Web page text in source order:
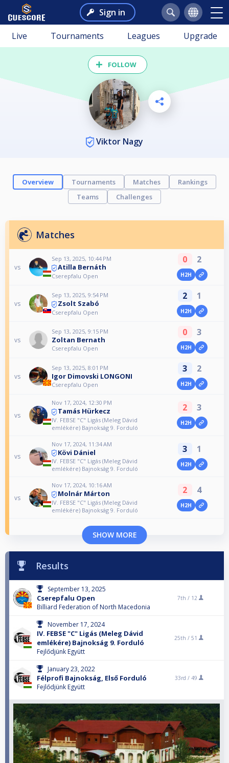
Sign in
Live Tournaments Leagues Upgrade
FOLLOW
Viktor Nagy
Overview Tournaments Matches
Rankings
Teams
Challenges
Matches
vs
Sep 13, 2025, 10:44 PM
Atilla Bernáth
Cserepfalu Open
0 2
H2H
vs
Sep 13, 2025, 9:54 PM
Zsolt Szabó
Cserepfalu Open
2 1
H2H
vs
Sep 13, 2025, 9:15 PM
Zoltan Bernath
Cserepfalu Open
0 3
H2H
vs
Sep 13, 2025, 8:01 PM
Igor Dimovski LONGONI
Cserepfalu Open
3 2
H2H
vs
Nov 17, 2024, 12:30 PM
Tamás Hürkecz
IV. FEBSE "C" Ligás (Meleg Dávid
emlékére) Bajnokság 9. Forduló
2 3
H2H
vs
Nov 17, 2024, 11:34 AM
Kövi Dániel
IV. FEBSE "C" Ligás (Meleg Dávid
emlékére) Bajnokság 9. Forduló
3 1
H2H
vs
Nov 17, 2024, 10:16 AM
Molnár Márton
IV. FEBSE "C" Ligás (Meleg Dávid
emlékére) Bajnokság 9. Forduló
2 4
H2H
SHOW MORE
Results
September 13, 2025
Cserepfalu Open
Billiard Federation of North Macedonia
7th / 12
November 17, 2024
IV. FEBSE "C" Ligás (Meleg Dávid
emlékére) Bajnokság 9. Forduló
Fejlődjünk Együtt
25th / 51
January 23, 2022
Félprofi Bajnokság, Első Forduló
Fejlődjünk Együtt
33rd / 49